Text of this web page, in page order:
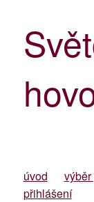
úvod
přihlášení